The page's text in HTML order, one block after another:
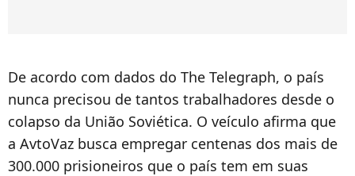
De acordo com dados do The Telegraph, o país
nunca precisou de tantos trabalhadores desde o
colapso da União Soviética. O veículo afirma que
a AvtoVaz busca empregar centenas dos mais de
300.000 prisioneiros que o país tem em suas